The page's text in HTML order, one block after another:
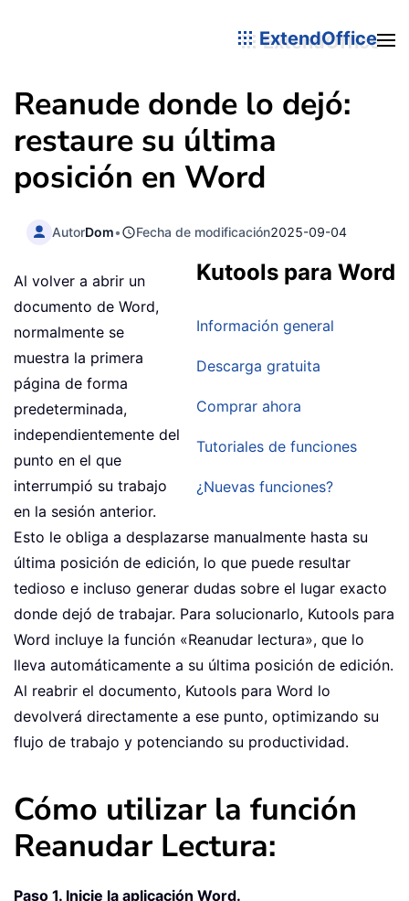
ExtendOffice
Reanude donde lo dejó:
restaure su última
posición en Word
AutorDom• Fecha de modificación2025-09-04
Kutools para Word
Información general
Descarga gratuita
Comprar ahora
Tutoriales de funciones
¿Nuevas funciones?
Al volver a abrir un
documento de Word,
normalmente se
muestra la primera
página de forma
predeterminada,
independientemente del
punto en el que
interrumpió su trabajo
en la sesión anterior.
Esto le obliga a desplazarse manualmente hasta su
última posición de edición, lo que puede resultar
tedioso e incluso generar dudas sobre el lugar exacto
donde dejó de trabajar. Para solucionarlo, Kutools para
Word incluye la función «Reanudar lectura», que lo
lleva automáticamente a su última posición de edición.
Al reabrir el documento, Kutools para Word lo
devolverá directamente a ese punto, optimizando su
flujo de trabajo y potenciando su productividad.
Cómo utilizar la función
Reanudar Lectura:
Paso 1. Inicie la aplicación Word.